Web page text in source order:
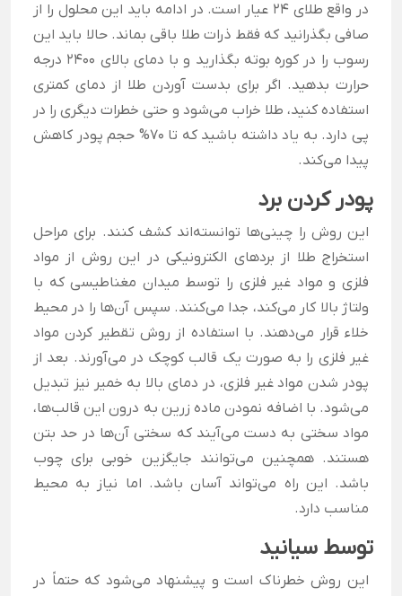
در واقع طلای 24 عیار است. در ادامه باید این محلول را از
صافی بگذرانید که فقط ذرات طلا باقی بماند. حالا باید این
رسوب را در کوره بوته بگذارید و با دمای بالای 2400 درجه
حرارت بدهید. اگر برای بدست آوردن طلا از دمای کمتری
استفاده کنید، طلا خراب می‌شود و حتی خطرات دیگری را در
پی دارد. به یاد داشته باشید که تا 70% حجم پودر کاهش
پیدا می‌کند.
پودر کردن برد
این روش را چینی‌ها توانسته‌اند کشف کنند. برای مراحل
استخراج طلا از بردهای الکترونیکی در این روش از مواد
فلزی و مواد غیر فلزی را توسط میدان مغناطیسی که با
ولتاژ بالا کار می‌کند، جدا می‌کنند. سپس آن‌ها را در محیط
خلاء قرار می‌دهند. با استفاده از روش تقطیر کردن مواد
غیر فلزی را به صورت یک قالب کوچک در می‌آورند. بعد از
پودر شدن مواد غیر فلزی، در دمای بالا به خمیر نیز تبدیل
می‌شود. با اضافه نمودن ماده زرین به درون این قالب‌ها،
مواد سختی به دست می‌آیند که سختی آن‌ها در حد بتن
هستند. همچنین می‌توانند جایگزین خوبی برای چوب
باشد. این راه می‌تواند آسان باشد. اما نیاز به محیط
مناسب دارد.
توسط سیانید
این روش خطرناک است و پیشنهاد می‌شود که حتماً در